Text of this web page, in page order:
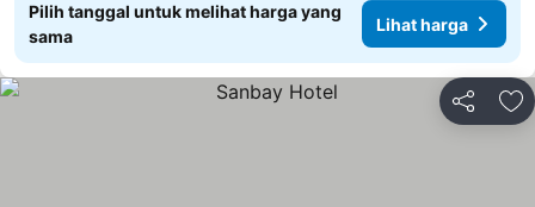
Pilih tanggal untuk melihat harga yang
sama
Lihat harga
Bagikan